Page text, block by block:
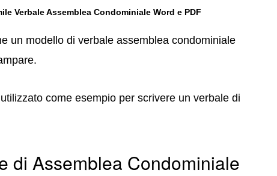
Verbale Assemblea Condominiale Word e PDF
un modello di verbale assemblea condominiale
come esempio per scrivere un verbale di
di Assemblea Condominiale